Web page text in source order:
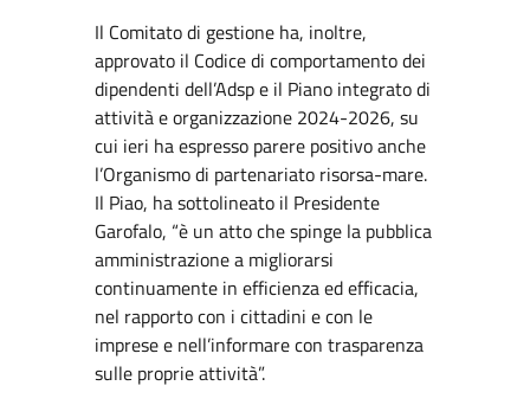
Il Comitato di gestione ha, inoltre,
approvato il Codice di comportamento dei
dipendenti dell’Adsp e il Piano integrato di
attività e organizzazione 2024-2026, su
cui ieri ha espresso parere positivo anche
l’Organismo di partenariato risorsa-mare.
Il Piao, ha sottolineato il Presidente
Garofalo, “è un atto che spinge la pubblica
amministrazione a migliorarsi
continuamente in efficienza ed efficacia,
nel rapporto con i cittadini e con le
imprese e nell’informare con trasparenza
sulle proprie attività”.